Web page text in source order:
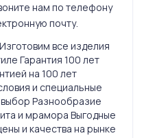
нам по телефону
почту.
все изделия
Гарантия 100 лет
на 100 лет
и специальные
Разнообразие
и мрамора Выгодные
и качества на рынке